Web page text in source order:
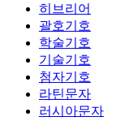
히브리어
괄호기호
학술기호
기술기호
첨자기호
라틴문자
러시아문자